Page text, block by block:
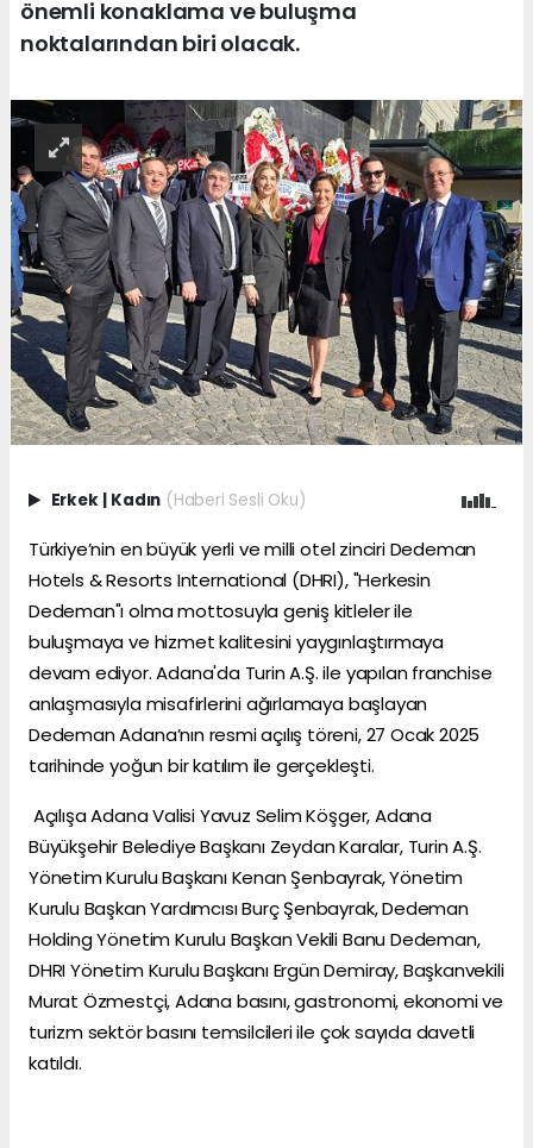
önemli konaklama ve buluşma
noktalarından biri olacak.
Erkek | Kadın (Haberi Sesli Oku)
Türkiye’nin en büyük yerli ve milli otel zinciri Dedeman
Hotels & Resorts International (DHRI), "Herkesin
Dedeman"ı olma mottosuyla geniş kitleler ile
buluşmaya ve hizmet kalitesini yaygınlaştırmaya
devam ediyor. Adana'da Turin A.Ş. ile yapılan franchise
anlaşmasıyla misafirlerini ağırlamaya başlayan
Dedeman Adana’nın resmi açılış töreni, 27 Ocak 2025
tarihinde yoğun bir katılım ile gerçekleşti.
Açılışa Adana Valisi Yavuz Selim Köşger, Adana
Büyükşehir Belediye Başkanı Zeydan Karalar, Turin A.Ş.
Yönetim Kurulu Başkanı Kenan Şenbayrak, Yönetim
Kurulu Başkan Yardımcısı Burç Şenbayrak, Dedeman
Holding Yönetim Kurulu Başkan Vekili Banu Dedeman,
DHRI Yönetim Kurulu Başkanı Ergün Demiray, Başkanvekili
Murat Özmestçi, Adana basını, gastronomi, ekonomi ve
turizm sektör basını temsilcileri ile çok sayıda davetli
katıldı.